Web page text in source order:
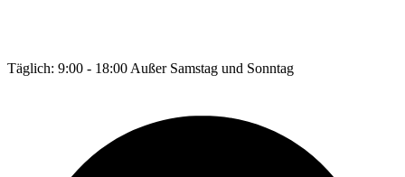
Täglich: 9:00 - 18:00 Außer Samstag und Sonntag